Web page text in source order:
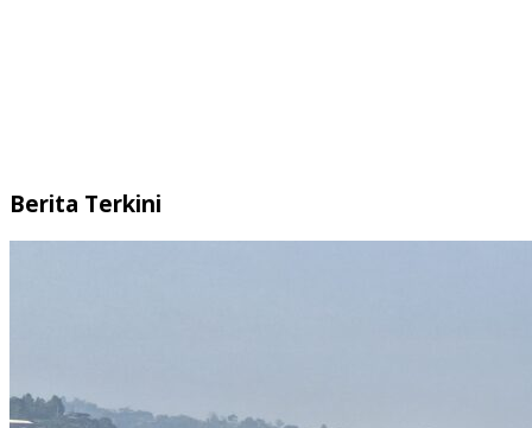
Berita Terkini